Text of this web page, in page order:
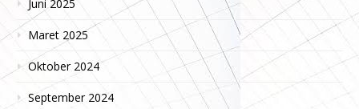
Juni 2025
Maret 2025
Oktober 2024
September 2024